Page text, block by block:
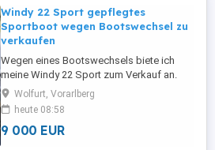
Windy 22 Sport gepflegtes
Sportboot wegen Bootswechsel zu
verkaufen
Wegen eines Bootswechsels biete ich
meine Windy 22 Sport zum Verkauf an.
Das Boot befindet sich in einem guten,
gepflegten Zustand, wurde regelmäßig
gewartet und der Motor läuft einwandfrei.
Die Vorführung ist gültig bis 23.06.2029.
Wolfurt, Vorarlberg
heute 08:58
9 000 EUR